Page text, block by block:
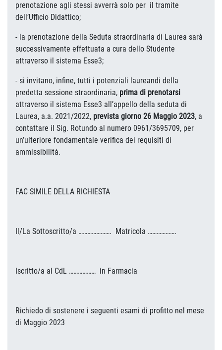
prenotazione agli stessi avverrà solo per il tramite
dell’Ufficio Didattico;
- la prenotazione della Seduta straordinaria di Laurea sarà
successivamente effettuata a cura dello Studente
attraverso il sistema Esse3;
- si invitano, infine, tutti i potenziali laureandi della
predetta sessione straordinaria, prima di prenotarsi
attraverso il sistema Esse3 all’appello della seduta di
Laurea, a.a. 2021/2022, prevista giorno 26 Maggio 2023, a
contattare il Sig. Rotundo al numero 0961/3695709, per
un’ulteriore fondamentale verifica dei requisiti di
ammissibilità.
FAC SIMILE DELLA RICHIESTA
Il/La Sottoscritto/a …………………. Matricola ……………….
Iscritto/a al CdL ……………… in Farmacia
Richiedo di sostenere i seguenti esami di profitto nel mese
di Maggio 2023